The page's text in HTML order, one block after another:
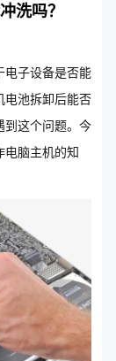
洗吗？
电子设备是否能
电池拆卸后能否
到这个问题。今
电脑主机的知